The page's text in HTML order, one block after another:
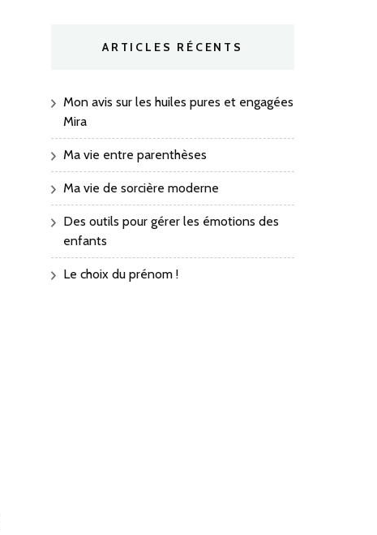
ARTICLES RÉCENTS
Mon avis sur les huiles pures et engagées
Mira
Ma vie entre parenthèses
Ma vie de sorcière moderne
Des outils pour gérer les émotions des
enfants
Le choix du prénom !